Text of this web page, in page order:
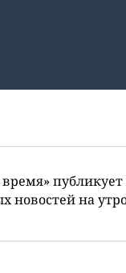
время»
новостей на